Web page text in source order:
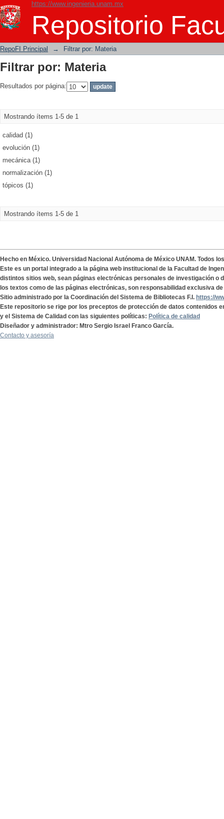
https://www.ingenieria.unam.mx
Repositorio
Filtrar por: Materia
RepoFI Principal → Filtrar por: Materia
Filtrar por: Materia
Resultados por página:
Mostrando ítems 1-5 de 1
calidad (1)
evolución (1)
mecánica (1)
normalización (1)
tópicos (1)
Mostrando ítems 1-5 de 1
Hecho en México. Universidad Nacional Autónoma de México UNAM. Todos
Este es un portal integrado a la página web institucional de la Facultad de
distintos sitios web, sean páginas electrónicas personales de investigación o
los textos como de las páginas electrónicas, son responsabilidad exclusiva
Sitio administrado por la Coordinación del Sistema de Bibliotecas F.I. https://
Este repositorio se rige por los preceptos de protección de datos contenidos
y el Sistema de Calidad con las siguientes políticas: Política de calidad
Diseñador y administrador: Mtro Sergio Israel Franco García.
Contacto y asesoría